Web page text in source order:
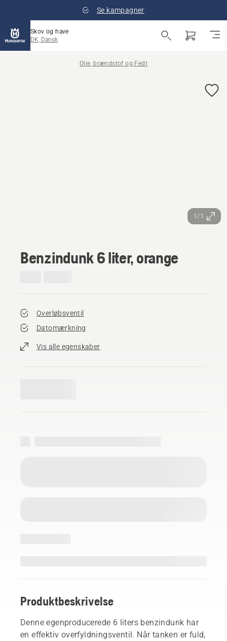
Se kampagner
Skov og have
DK, Dansk
Olie, brændstof og Fedt
1/1
Benzindunk 6 liter, orange
Overløbsventil
Datomærkning
Vis alle egenskaber
Produktbeskrivelse
Denne egenproducerede 6 liters benzindunk har
en effektiv overfyldningsventil. Når tanken er fuld,